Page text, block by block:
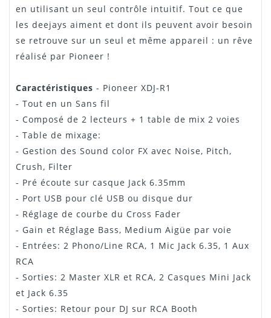
en utilisant un seul contrôle intuitif. Tout ce que
les deejays aiment et dont ils peuvent avoir besoin
se retrouve sur un seul et même appareil : un rêve
réalisé par Pioneer !
Caractéristiques - Pioneer XDJ-R1
- Tout en un Sans fil
- Composé de 2 lecteurs + 1 table de mix 2 voies
- Table de mixage:
- Gestion des Sound color FX avec Noise, Pitch,
Crush, Filter
- Pré écoute sur casque Jack 6.35mm
- Port USB pour clé USB ou disque dur
- Réglage de courbe du Cross Fader
- Gain et Réglage Bass, Medium Aigüe par voie
- Entrées: 2 Phono/Line RCA, 1 Mic Jack 6.35, 1 Aux
RCA
- Sorties: 2 Master XLR et RCA, 2 Casques Mini Jack
et Jack 6.35
- Sorties: Retour pour DJ sur RCA Booth